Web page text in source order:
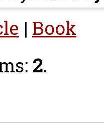
| Book
2.